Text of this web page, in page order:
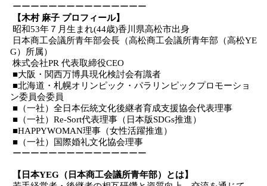
ーーーーーーーーーーーーーーー
【木村 麻子 プロフィール】
昭和53年７月生まれ(44歳)香川県高松市出身
日本商工会議所青年部会長（高松商工会議所青年部（高松YE
G）所属）
株式会社PR 代表取締役CEO
■大阪・関西万博具現化検討会有識者
■北海道・札幌オリンピック・パラリンピックプロモーショ
ン委員会委員
■（一社）全日本伝統文化後継者育成支援協会代表理事
■（一社）Re-Sort代表理事（日本版SDGs推進）
■HAPPYWOMAN理事（女性活躍推進）
■（一社）国際婚礼文化協会理事
ーーーーーーーーーーーーーーー
【日本YEG（日本商工会議所青年部）とは】